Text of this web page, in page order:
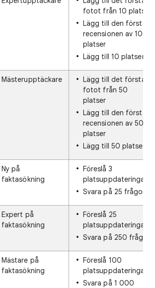
fotot från 10 platser
Lägg till den första
recensionen av 10
platser
Lägg till 10 platser
Mästerupptäckare
Lägg till det första
fotot från 50
platser
Lägg till den första
recensionen av 50
platser
Lägg till 50 platser
Ny på
faktasökning
Föreslå 3
platsuppdateringar
Svara på 25 frågor
Expert på
faktasökning
Föreslå 25
platsuppdateringar
Svara på 250 frågor
Mästare på
faktasökning
Föreslå 100
platsuppdateringar
Svara på 1 000